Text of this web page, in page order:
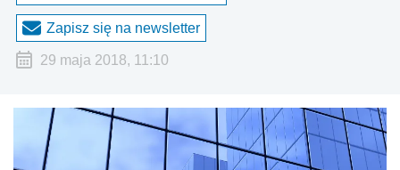
Zapisz się na newsletter
29 maja 2018, 11:10